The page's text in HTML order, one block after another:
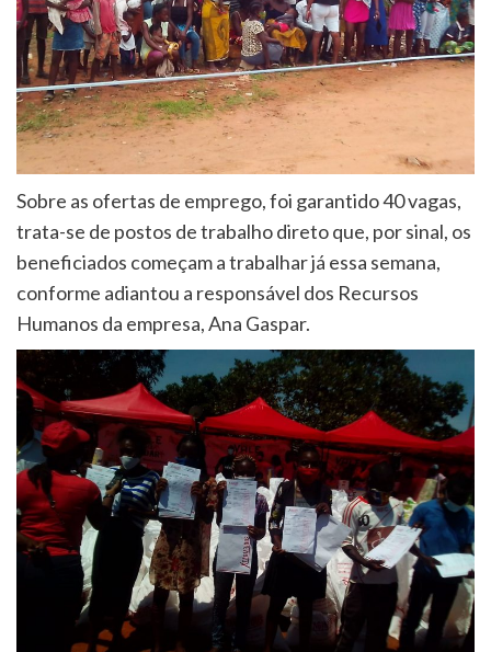
Sobre as ofertas de emprego, foi garantido 40 vagas,
trata-se de postos de trabalho direto que, por sinal, os
beneficiados começam a trabalhar já essa semana,
conforme adiantou a responsável dos Recursos
Humanos da empresa, Ana Gaspar.